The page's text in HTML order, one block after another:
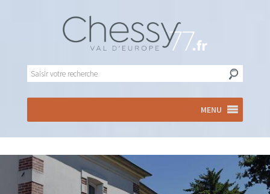
MENU